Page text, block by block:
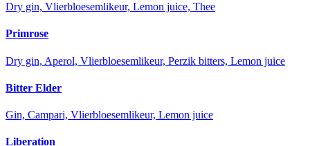
Dry gin, Vlierbloesemlikeur, Lemon juice, Thee
Primrose
Dry gin, Aperol, Vlierbloesemlikeur, Perzik bitters, Lemon juice
Bitter Elder
Gin, Campari, Vlierbloesemlikeur, Lemon juice
Liberation